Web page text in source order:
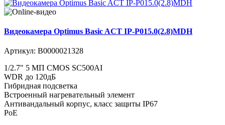
Видеокамера Optimus Basic ACT IP-P015.0(2.8)MDH
Артикул: В0000021328
1/2.7" 5 МП CMOS SC500AI
WDR до 120дБ
Гибридная подсветка
Встроенный нагревательный элемент
Антивандальный корпус, класс защиты IР67
PoE